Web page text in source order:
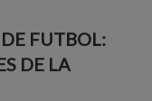
FUTBOL:
DE LA